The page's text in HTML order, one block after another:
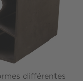
différentes